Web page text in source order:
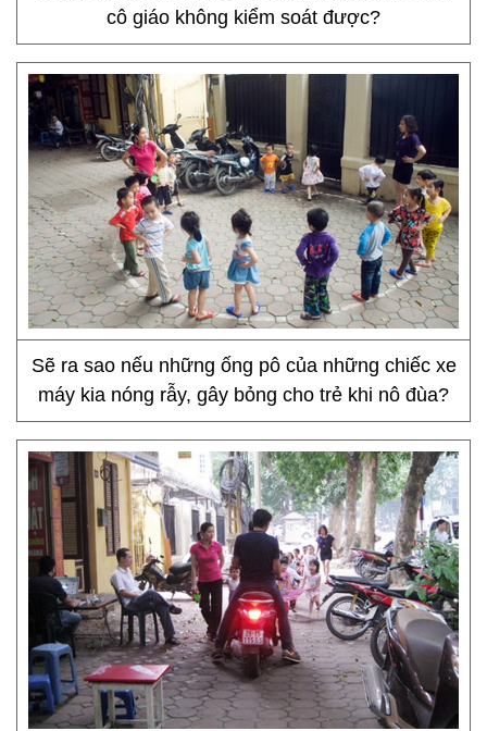
cô giáo không kiểm soát được?
Sẽ ra sao nếu những ống pô của những chiếc xe
máy kia nóng rẫy, gây bỏng cho trẻ khi nô đùa?